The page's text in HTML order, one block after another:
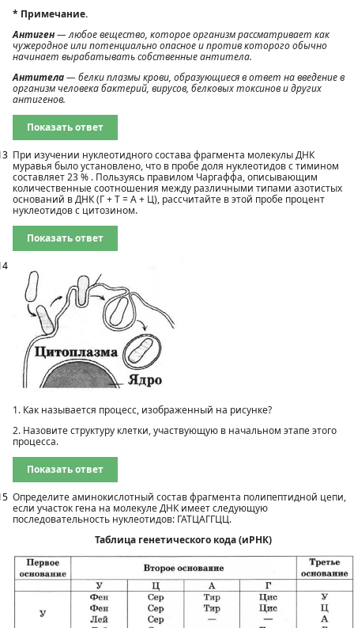
* Примечание.
Антиген— любое вещество, которое организм рассматривает как
чужеродное или потенциально опасное и против которого обычно
начинает вырабатывать собственные антитела.
Антитела— белки плазмы крови, образующиеся в ответ на вве­дение в
организм человека бактерий, вирусов, белковых токсинов и других
антигенов.
Показать ответ
При изучении нуклеотидного состава фрагмента молекулы ДНК
муравья было установлено, что в пробе доля нуклеотидов с тими­ном
составляет 23 % . Пользуясь правилом Чаргаффа, описываю­щим
количественные соотношения между различными типами азотистых
оснований в ДНК (Г + Т = А + Ц), рассчитайте в этой пробе процент
нуклеотидов с цитозином.
Показать ответ
1. Как называется процесс, изображенный на рисунке?
2. Назовите структуру клетки, участвующую в начальном этапе этого
процесса.
Показать ответ
Определите аминокислотный состав фрагмента полипептидной цепи,
если участок гена на молекуле ДНК имеет следующую
последовательность нуклеотидов: ГАТЦАГГЦЦ.
Таблица генетического кода (иРНК)